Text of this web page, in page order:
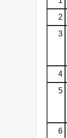
2
3
4
5
6